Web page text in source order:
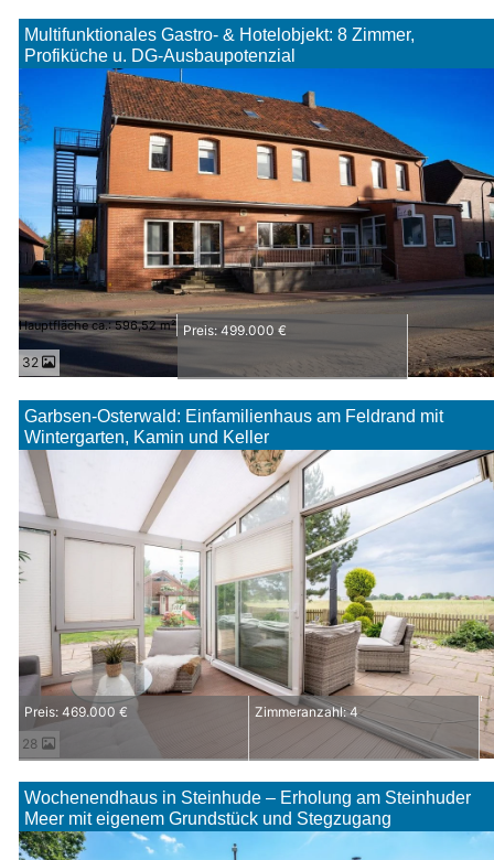
Multifunktionales Gastro- & Hotelobjekt: 8 Zimmer,
Profiküche u. DG-Ausbaupotenzial
32
Hauptfläche ca.: 596,52 m² Preis: 499.000 €
Garbsen-Osterwald: Einfamilienhaus am Feldrand mit
Wintergarten, Kamin und Keller
28
Preis: 469.000 € Zimmeranzahl: 4
Wochenendhaus in Steinhude – Erholung am Steinhuder
Meer mit eigenem Grundstück und Stegzugang